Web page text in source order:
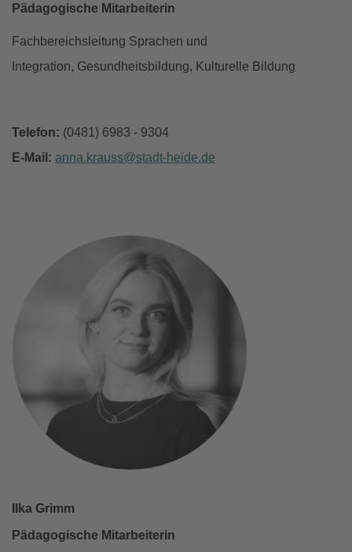
Pädagogische Mitarbeiterin
Fachbereichsleitung Sprachen und
Integration, Gesundheitsbildung, Kulturelle Bildung
Telefon: (0481) 6983 - 9304
E-Mail: anna.krauss stadt-heide de
Ilka Grimm
Pädagogische Mitarbeiterin